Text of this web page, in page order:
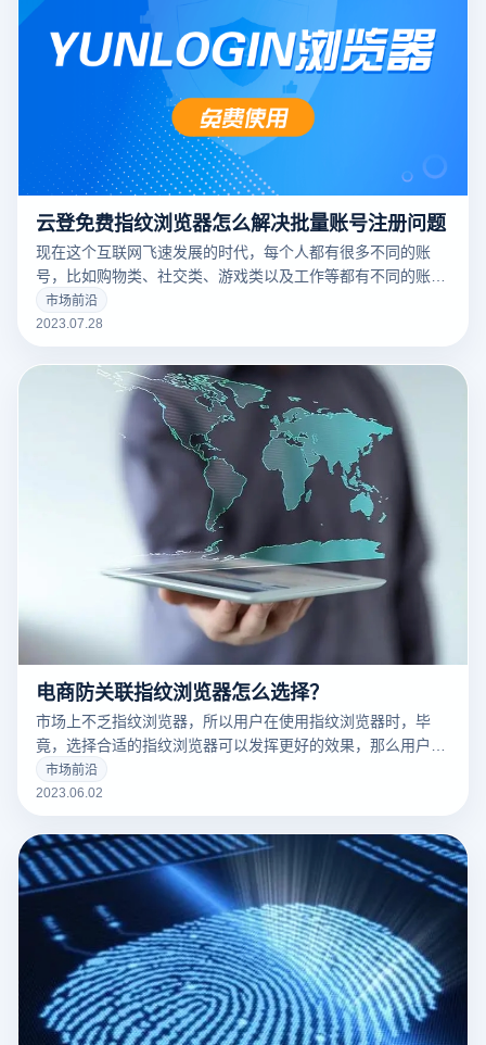
云登免费指纹浏览器怎么解决批量账号注册问题
现在这个互联网飞速发展的时代，每个人都有很多不同的账
号，比如购物类、社交类、游戏类以及工作等都有不同的账
号。所以现在各平台也开始对账号的注册和登录有了严格的安
全把控，这就给一些想要批量注册账号的人带来了一些难题，
册问题。
市场前沿
2023.07.28
电商防关联指纹浏览器怎么选择？
市场上不乏指纹浏览器，所以用户在使用指纹浏览器时，毕
竟，选择合适的指纹浏览器可以发挥更好的效果，那么用户如
何选择好的指纹浏览器呢？哪个指纹浏览器很容易使用？
市场前沿
2023.06.02